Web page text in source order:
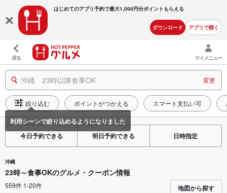
はじめてのアプリ予約で最大1,000円分ポイントもらえる
ダウンロード アプリで開く
戻る マイメニュー
沖縄 23時以降食事OK 変更
絞り込む ポイントがつかえる スマート支払い可
今日予約できる 明日予約できる 日時指定
沖縄
23時～食事OKのグルメ・クーポン情報
559件 1-20件 地図から探す